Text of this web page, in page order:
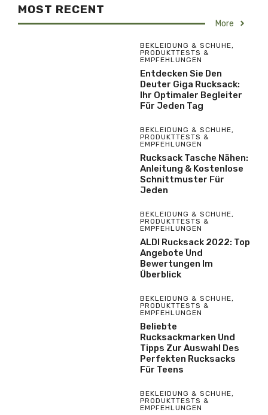
MOST RECENT
More
BEKLEIDUNG & SCHUHE,
PRODUKTTESTS &
EMPFEHLUNGEN
Entdecken Sie Den
Deuter Giga Rucksack:
Ihr Optimaler Begleiter
Für Jeden Tag
BEKLEIDUNG & SCHUHE,
PRODUKTTESTS &
EMPFEHLUNGEN
Rucksack Tasche Nähen:
Anleitung & Kostenlose
Schnittmuster Für
Jeden
BEKLEIDUNG & SCHUHE,
PRODUKTTESTS &
EMPFEHLUNGEN
ALDI Rucksack 2022: Top
Angebote Und
Bewertungen Im
Überblick
BEKLEIDUNG & SCHUHE,
PRODUKTTESTS &
EMPFEHLUNGEN
Beliebte
Rucksackmarken Und
Tipps Zur Auswahl Des
Perfekten Rucksacks
Für Teens
BEKLEIDUNG & SCHUHE,
PRODUKTTESTS &
EMPFEHLUNGEN